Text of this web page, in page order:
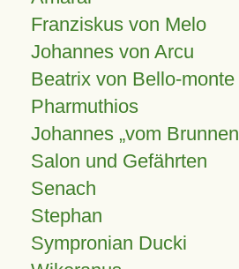
Franziskus von Melo
Johannes von Arcu
Beatrix von Bello-monte
Pharmuthios
Johannes vom Brunnen
Salon und Gefährten
Senach
Stephan
Sympronian Ducki